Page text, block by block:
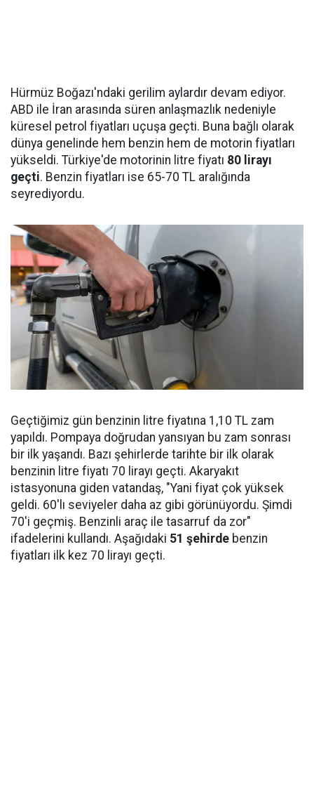
Hürmüz Boğazı'ndaki gerilim aylardır devam ediyor.
ABD ile İran arasında süren anlaşmazlık nedeniyle
küresel petrol fiyatları uçuşa geçti. Buna bağlı olarak
dünya genelinde hem benzin hem de motorin fiyatları
yükseldi. Türkiye'de motorinin litre fiyatı 80 lirayı
geçti. Benzin fiyatları ise 65-70 TL aralığında
seyrediyordu.
Geçtiğimiz gün benzinin litre fiyatına 1,10 TL zam
yapıldı. Pompaya doğrudan yansıyan bu zam sonrası
bir ilk yaşandı. Bazı şehirlerde tarihte bir ilk olarak
benzinin litre fiyatı 70 lirayı geçti. Akaryakıt
istasyonuna giden vatandaş, "Yani fiyat çok yüksek
geldi. 60'lı seviyeler daha az gibi görünüyordu. Şimdi
70'i geçmiş. Benzinli araç ile tasarruf da zor"
ifadelerini kullandı. Aşağıdaki 51 şehirde benzin
fiyatları ilk kez 70 lirayı geçti.